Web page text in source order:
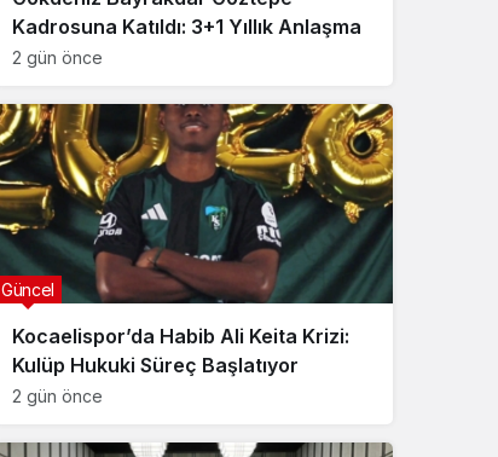
Kadrosuna Katıldı: 3+1 Yıllık Anlaşma
2 gün önce
Kocaelispor’da Habib Ali Keita Krizi:
Kulüp Hukuki Süreç Başlatıyor
2 gün önce
Güncel